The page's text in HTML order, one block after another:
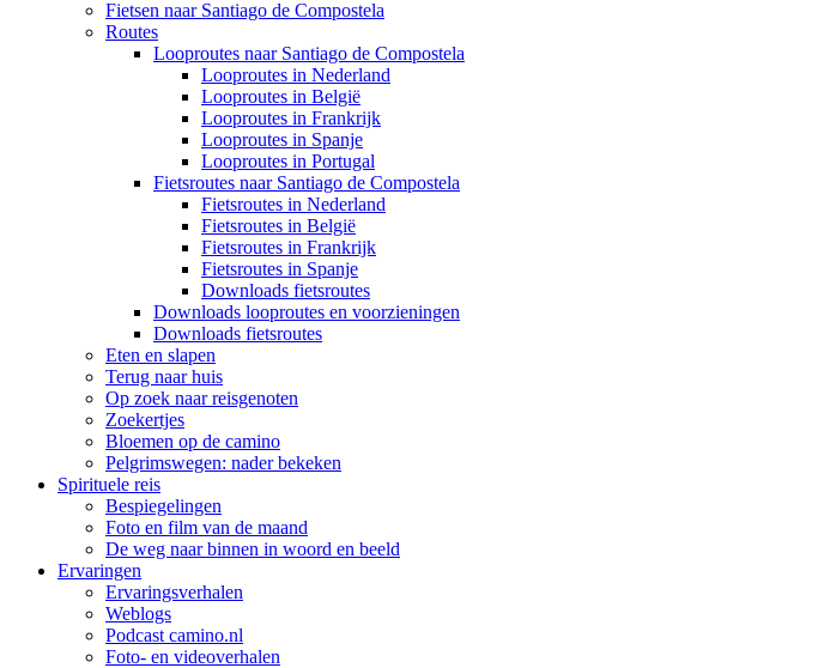
Fietsen naar Santiago de Compostela
Routes
Looproutes naar Santiago de Compostela
Looproutes in Nederland
Looproutes in België
Looproutes in Frankrijk
Looproutes in Spanje
Looproutes in Portugal
Fietsroutes naar Santiago de Compostela
Fietsroutes in Nederland
Fietsroutes in België
Fietsroutes in Frankrijk
Fietsroutes in Spanje
Downloads fietsroutes
Downloads looproutes en voorzieningen
Downloads fietsroutes
Eten en slapen
Terug naar huis
Op zoek naar reisgenoten
Zoekertjes
Bloemen op de camino
Pelgrimswegen: nader bekeken
Spirituele reis
Bespiegelingen
Foto en film van de maand
De weg naar binnen in woord en beeld
Ervaringen
Ervaringsverhalen
Weblogs
Podcast camino.nl
Foto- en videoverhalen